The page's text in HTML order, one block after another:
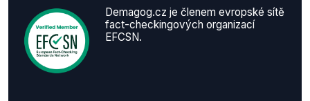
Demagog.cz je členem evropské sítě
fact-checkingových organizací
EFCSN.